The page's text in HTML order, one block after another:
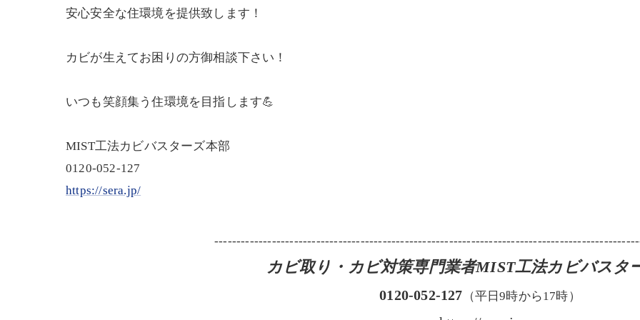
安心安全な住環境を提供致します！
カビが生えてお困りの方御相談下さい！
いつも笑顔集う住環境を目指します💪
MIST工法カビバスターズ本部
0120-052-127
https://sera.jp/
カビ取り・カビ対策専門業者MIST工法カビバスタ
0120-052-127 （平日9時から17時）